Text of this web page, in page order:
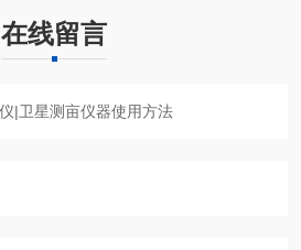
在线留言